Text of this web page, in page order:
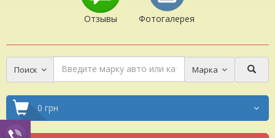
Отзывы Фотогалерея
Поиск Марка
0 грн